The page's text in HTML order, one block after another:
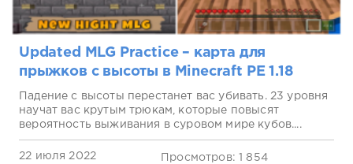
Updated MLG Practice – карта для
прыжков с высоты в Minecraft PE 1.18
Падение с высоты перестанет вас убивать. 23 уровня
научат вас крутым трюкам, которые повысят
вероятность выживания в суровом мире кубов....
22 июля 2022 Просмотров: 1 854